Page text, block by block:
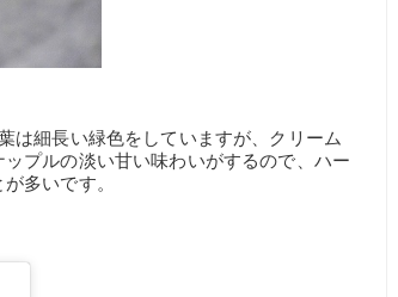
は細長い緑色をしていますが、クリーム
プルの淡い甘い味わいがするので、ハー
多いです。